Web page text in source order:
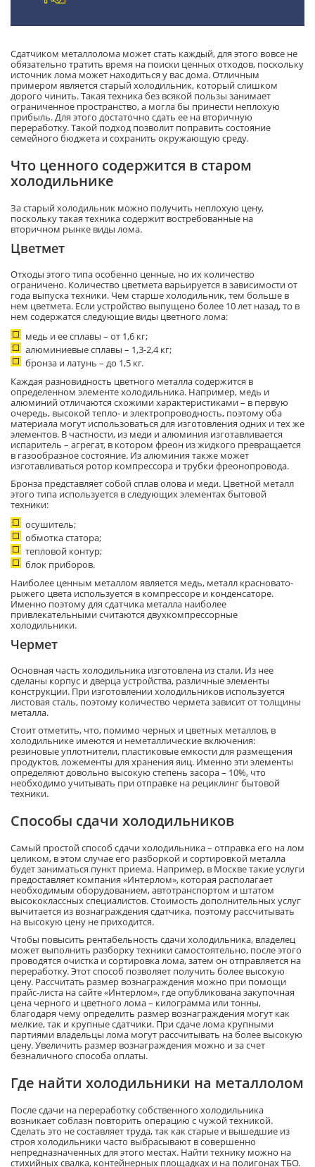
Сдатчиком металлолома может стать каждый, для этого вовсе не
обязательно тратить время на поиски ценных отходов, поскольку
источник лома может находиться у вас дома. Отличным
примером является старый холодильник, который слишком
дорого чинить. Такая техника без всякой пользы занимает
ограниченное пространство, а могла бы принести неплохую
прибыль. Для этого достаточно сдать ее на вторичную
переработку. Такой подход позволит поправить состояние
семейного бюджета и сохранить окружающую среду.
Что ценного содержится в старом
холодильнике
За старый холодильник можно получить неплохую цену,
поскольку такая техника содержит востребованные на
вторичном рынке виды лома.
Цветмет
Отходы этого типа особенно ценные, но их количество
ограничено. Количество цветмета варьируется в зависимости от
года выпуска техники. Чем старше холодильник, тем больше в
нем цветмета. Если устройство выпущено более 10 лет назад, то в
нем содержатся следующие виды цветного лома:
медь и ее сплавы – от 1,6 кг;
алюминиевые сплавы – 1,3-2,4 кг;
бронза и латунь – до 1,5 кг.
Каждая разновидность цветного металла содержится в
определенном элементе холодильника. Например, медь и
алюминий отличаются схожими характеристиками – в первую
очередь, высокой тепло- и электропроводность, поэтому оба
материала могут использоваться для изготовления одних и тех же
элементов. В частности, из меди и алюминия изготавливается
испаритель – агрегат, в котором фреон из жидкого превращается
в газообразное состояние. Из алюминия также может
изготавливаться ротор компрессора и трубки фреонопровода.
Бронза представляет собой сплав олова и меди. Цветной металл
этого типа используется в следующих элементах бытовой
техники:
осушитель;
обмотка статора;
тепловой контур;
блок приборов.
Наиболее ценным металлом является медь, металл красновато-
рыжего цвета используется в компрессоре и конденсаторе.
Именно поэтому для сдатчика металла наиболее
привлекательными считаются двухкомпрессорные
холодильники.
Чермет
Основная часть холодильника изготовлена из стали. Из нее
сделаны корпус и дверца устройства, различные элементы
конструкции. При изготовлении холодильников используется
листовая сталь, поэтому количество чермета зависит от толщины
металла.
Стоит отметить, что, помимо черных и цветных металлов, в
холодильнике имеются и неметаллические включения:
резиновые уплотнители, пластиковые емкости для размещения
продуктов, ложементы для хранения яиц. Именно эти элементы
определяют довольно высокую степень засора – 10%, что
необходимо учитывать при отправке на рециклинг бытовой
техники.
Способы сдачи холодильников
Самый простой способ сдачи холодильника – отправка его на лом
целиком, в этом случае его разборкой и сортировкой металла
будет заниматься пункт приема. Например, в Москве такие услуги
предоставляет компания «Интерлом», которая располагает
необходимым оборудованием, автотранспортом и штатом
высококлассных специалистов. Стоимость дополнительных услуг
вычитается из вознаграждения сдатчика, поэтому рассчитывать
на высокую цену не приходится.
Чтобы повысить рентабельность сдачи холодильника, владелец
может выполнить разборку техники самостоятельно, после этого
проводятся очистка и сортировка лома, затем он отправляется на
переработку. Этот способ позволяет получить более высокую
цену. Рассчитать размер вознаграждения можно при помощи
прайс-листа на сайте «Интерлом», где опубликована закупочная
цена черного и цветного лома – килограмма или тонны,
благодаря чему определить размер вознаграждения могут как
мелкие, так и крупные сдатчики. При сдаче лома крупными
партиями владельцы лома могут рассчитывать на более высокую
цену. Увеличить размер вознаграждения можно и за счет
безналичного способа оплаты.
Где найти холодильники на металлолом
После сдачи на переработку собственного холодильника
возникает соблазн повторить операцию с чужой техникой.
Сделать это не составляет труда, так как старые и вышедшие из
строя холодильники часто выбрасывают в совершенно
непредназначенных для этого местах. Найти технику можно на
стихийных свалка, контейнерных площадках и на полигонах ТБО.